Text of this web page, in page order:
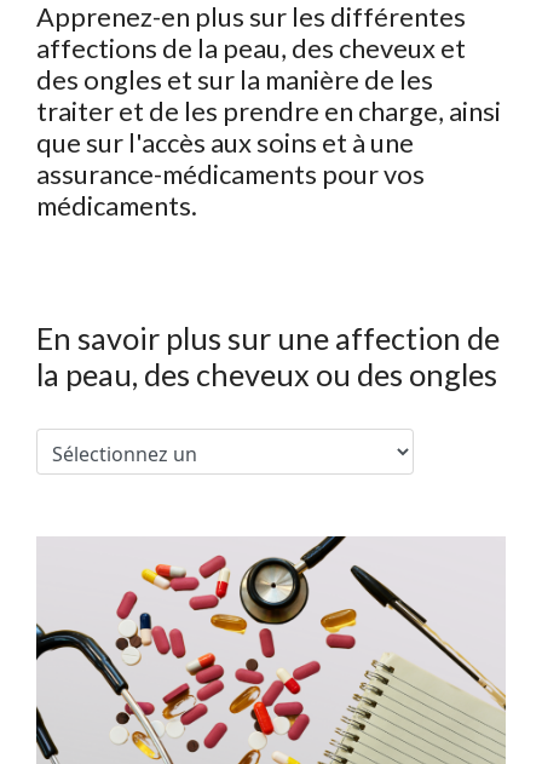
Apprenez-en plus sur les différentes
affections de la peau, des cheveux et
des ongles et sur la manière de les
traiter et de les prendre en charge, ainsi
que sur l'accès aux soins et à une
assurance-médicaments pour vos
médicaments.
En savoir plus sur une affection de
la peau, des cheveux ou des ongles